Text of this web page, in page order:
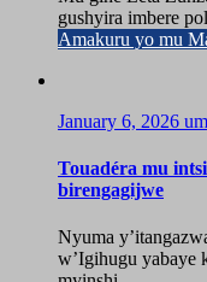
gushyira imbere
Amakuru yo mu
January 6, 2026
Touadéra mu
birengagijwe
Nyuma
w’Igihugu yabaye